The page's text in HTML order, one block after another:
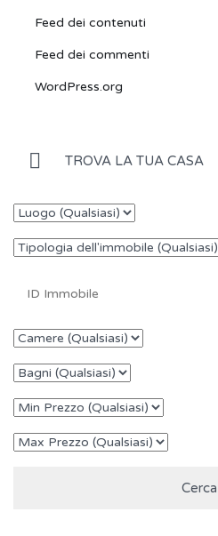
Feed dei contenuti
Feed dei commenti
WordPress.org
TROVA LA TUA CASA